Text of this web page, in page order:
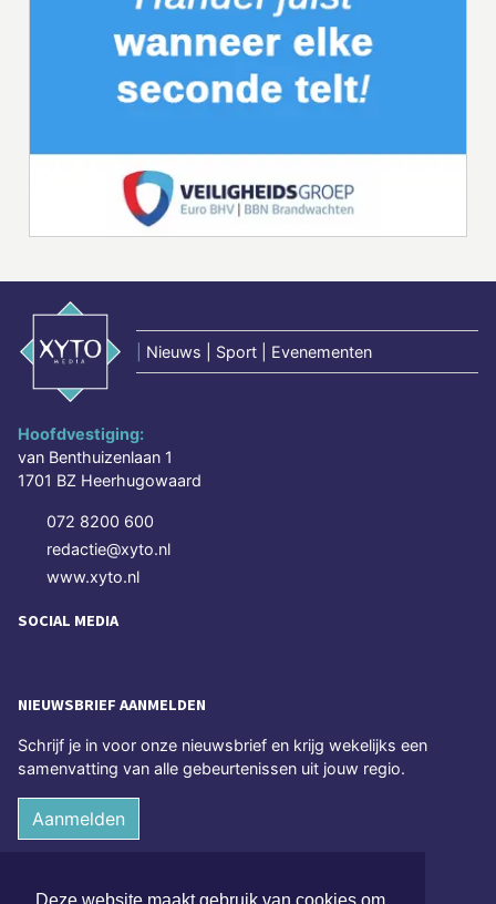
Nieuws | Sport | Evenementen
Hoofdvestiging:
van Benthuizenlaan 1
1701 BZ Heerhugowaard
072 8200 600
redactie@xyto.nl
www.xyto.nl
SOCIAL MEDIA
NIEUWSBRIEF AANMELDEN
Schrijf je in voor onze nieuwsbrief en krijg wekelijks een
samenvatting van alle gebeurtenissen uit jouw regio.
Aanmelden